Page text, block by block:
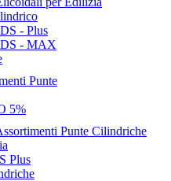
- Plus
- MAX
Punte
5%
Punte Cilindriche
Plus